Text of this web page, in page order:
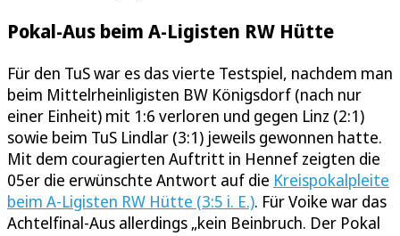
Pokal-Aus beim A-Ligisten RW Hütte
Für den TuS war es das vierte Testspiel, nachdem man
beim Mittelrheinligisten BW Königsdorf (nach nur
einer Einheit) mit 1:6 verloren und gegen Linz (2:1)
sowie beim TuS Lindlar (3:1) jeweils gewonnen hatte.
Mit dem couragierten Auftritt in Hennef zeigten die
05er die erwünschte Antwort auf die Kreispokalpleite
beim A-Ligisten RW Hütte (3:5 i. E.). Für Voike war das
Achtelfinal-Aus allerdings „kein Beinbruch. Der Pokal